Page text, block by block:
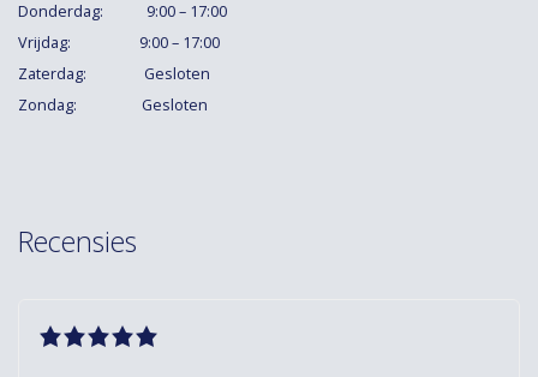
Donderdag: 9:00 – 17:00
Vrijdag: 9:00 – 17:00
Zaterdag: Gesloten
Zondag: Gesloten
Recensies